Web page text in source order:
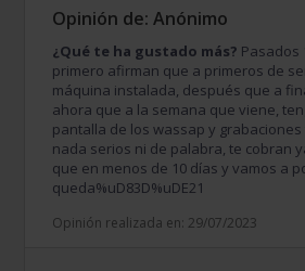
Opinión de: Anónimo
¿Qué te ha gustado más? Pasados
primero afirman que a primeros de
máquina instalada, después que a
ahora que a la semana que viene,
pantalla de los wassap y
nada serios ni de palabra, te cobran
que en menos de 10 días y vamos a
queda%uD83D%uDE21
Opinión realizada en: 29/07/2023